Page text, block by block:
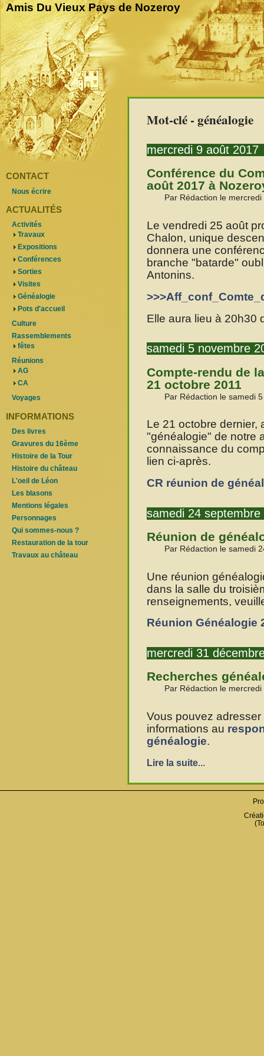
Amis Du Vieux Pays de Nozeroy
Mot-clé - généalogie
mercredi 9 août 2017
Conférence du
août 2017 à
Par Rédaction le
Le vendredi 25 août
Chalon, unique
donnera une
branche "batarde"
Antonins.
Elle aura lieu à 20h30
samedi 5 novembre
Compte-rendu de
21 octobre 2011
Par Rédaction le samedi
Le 21 octobre dernier,
"généalogie" de notre
connaissance du
lien ci-après.
CR réunion de
samedi 24 septembre
Réunion de
Par Rédaction le samedi
Une réunion
dans la salle du
renseignements,
Réunion Généalogie
mercredi 31
Recherches
Par Rédaction le
Vous pouvez
informations au
généalogie.
Lire la suite...
CONTACT
Nous écrire
ACTUALITÉS
Activités
Travaux
Expositions
Conférences
Sorties
Visites
Généalogie
Pots d'accueil
Culture
Rassemblements
fêtes
Réunions
AG
CA
Voyages
INFORMATIONS
Des livres
Gravures du 16ème
Histoire de la Tour
Histoire du château
L'oeil de Léon
Les blasons
Mentions légales
Personnages
Qui sommes-nous ?
Restauration de la tour
Travaux au château